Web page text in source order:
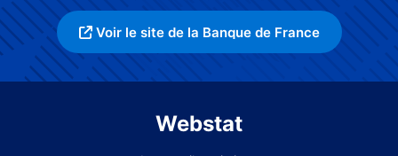
Voir le site de la Banque de France
Webstat